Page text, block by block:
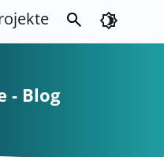
search brightness_4
- Blog